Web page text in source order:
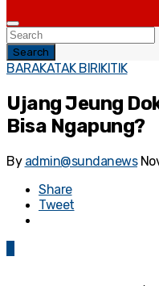
Search
BARAKATAK BIRIKITIK
Ujang Jeung
Bisa Ngapung?
By admin@sundanews
Share
Tweet